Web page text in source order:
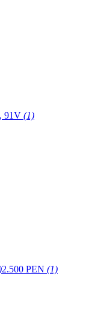
91V (1)
2.500 PEN (1)